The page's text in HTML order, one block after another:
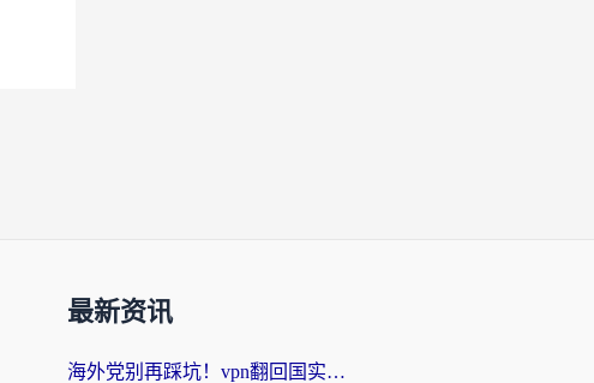
最新资讯
海外党别再踩坑！vpn翻回国实用指南——选对加速器，国内资源无缝用